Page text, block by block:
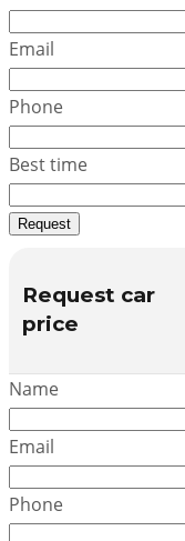
Email
Phone
Best time
Request
Request car
price
Name
Email
Phone